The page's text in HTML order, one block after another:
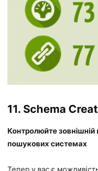
11. Schema
Контролюйте
пошукових системах